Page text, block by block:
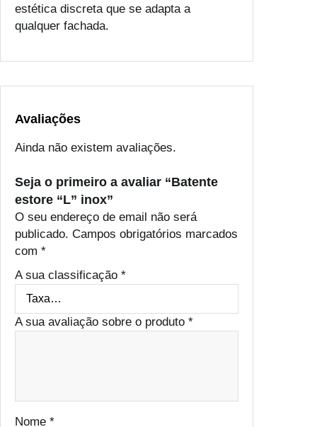
estética discreta que se adapta a
qualquer fachada.
Avaliações
Ainda não existem avaliações.
Seja o primeiro a avaliar “Batente
estore “L” inox”
O seu endereço de email não será
publicado. Campos obrigatórios marcados
com *
A sua classificação *
A sua avaliação sobre o produto *
Nome *